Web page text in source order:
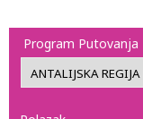
Program Putovanja